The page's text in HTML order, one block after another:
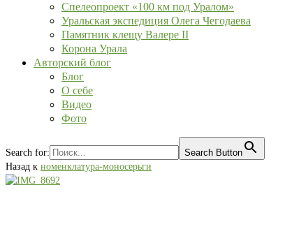
Спелеопроект «100 км под Уралом»
Уральская экспедиция Олега Чегодаева
Памятник клещу Валере II
Корона Урала
Авторский блог
Блог
О себе
Видео
Фото
Search for:
Search Button
Назад к номенклатура-моносерьги